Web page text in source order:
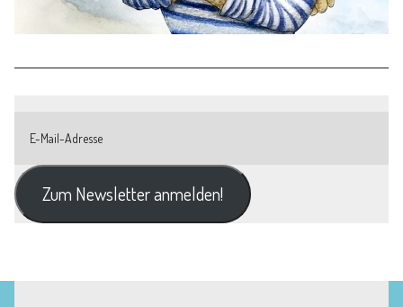
Zum Newsletter anmelden!